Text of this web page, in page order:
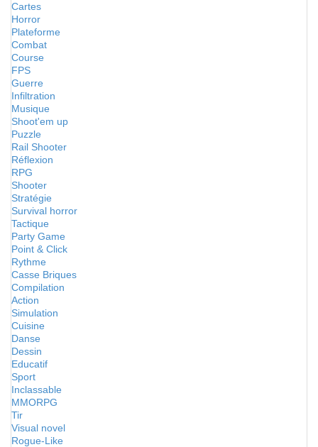
Cartes
Horror
Plateforme
Combat
Course
FPS
Guerre
Infiltration
Musique
Shoot'em up
Puzzle
Rail Shooter
Réflexion
RPG
Shooter
Stratégie
Survival horror
Tactique
Party Game
Point & Click
Rythme
Casse Briques
Compilation
Action
Simulation
Cuisine
Danse
Dessin
Educatif
Sport
Inclassable
MMORPG
Tir
Visual novel
Rogue-Like